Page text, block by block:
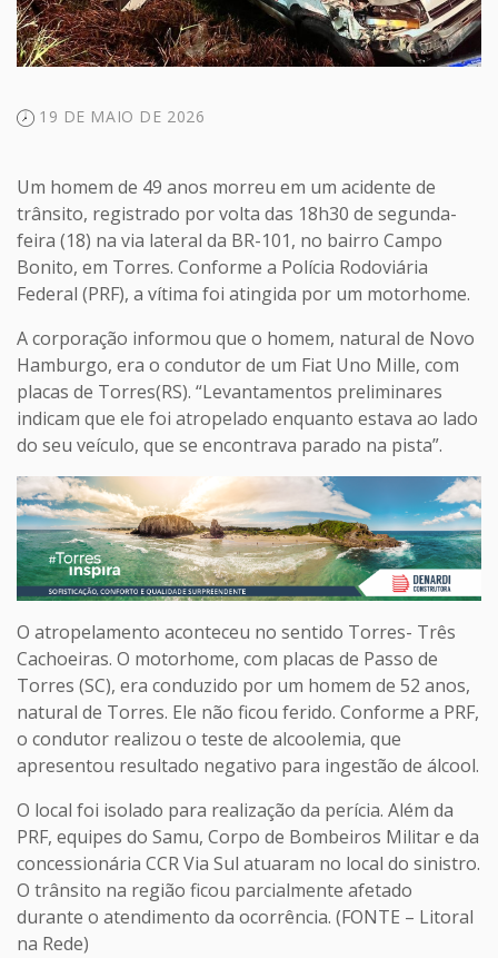
19 DE MAIO DE 2026
Um homem de 49 anos morreu em um acidente de
trânsito, registrado por volta das 18h30 de segunda-
feira (18) na via lateral da BR-101, no bairro Campo
Bonito, em Torres. Conforme a Polícia Rodoviária
Federal (PRF), a vítima foi atingida por um motorhome.
A corporação informou que o homem, natural de Novo
Hamburgo, era o condutor de um Fiat Uno Mille, com
placas de Torres(RS). “Levantamentos preliminares
indicam que ele foi atropelado enquanto estava ao lado
do seu veículo, que se encontrava parado na pista”.
O atropelamento aconteceu no sentido Torres- Três
Cachoeiras. O motorhome, com placas de Passo de
Torres (SC), era conduzido por um homem de 52 anos,
natural de Torres. Ele não ficou ferido. Conforme a PRF,
o condutor realizou o teste de alcoolemia, que
apresentou resultado negativo para ingestão de álcool.
O local foi isolado para realização da perícia. Além da
PRF, equipes do Samu, Corpo de Bombeiros Militar e da
concessionária CCR Via Sul atuaram no local do sinistro.
O trânsito na região ficou parcialmente afetado
durante o atendimento da ocorrência. (FONTE – Litoral
na Rede)